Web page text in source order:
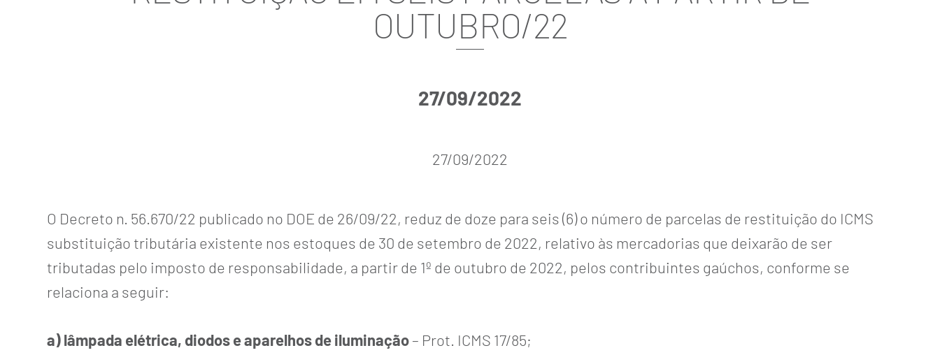
OUTUBRO/22
27/09/2022
27/09/2022
O Decreto n. 56.670/22 publicado no DOE de 26/09/22, reduz de doze para seis (6) o número de parcelas de restituição do ICMS
substituição tributária existente nos estoques de 30 de setembro de 2022, relativo às mercadorias que deixarão de ser
tributadas pelo imposto de responsabilidade, a partir de 1º de outubro de 2022, pelos contribuintes gaúchos, conforme se
relaciona a seguir:
a) lâmpada elétrica, diodos e aparelhos de iluminação– Prot. ICMS 17/85;